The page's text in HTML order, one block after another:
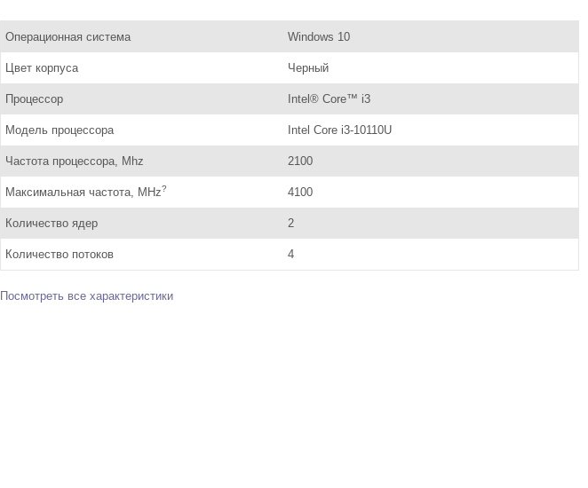
Операционная система Windows 10
Цвет корпуса Черный
Процессор Intel® Core™ i3
Модель процессора Intel Core i3-10110U
Частота процессора, Mhz 2100
Максимальная частота, MHz? 4100
Количество ядер 2
Количество потоков 4
Посмотреть все характеристики